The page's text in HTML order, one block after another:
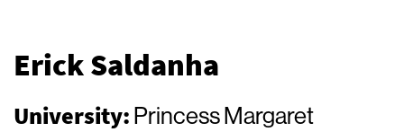
Erick Saldanha
University: Princess Margaret